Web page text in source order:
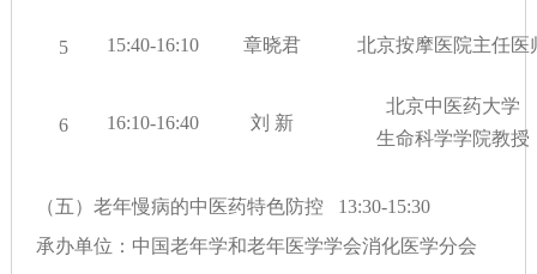
5 15:40-16:10 章晓君 北京按摩医院主任医
6 16:10-16:40 刘 新
北京中医药大学
生命科学学院教授
（五）老年慢病的中医药特色防控 13:30-15:30
承办单位：中国老年学和老年医学学会消化医学分会